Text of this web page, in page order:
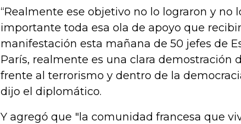
“Realmente ese objetivo no lo lograron y no
importante toda esa ola de apoyo que
manifestación esta mañana de 50 jefes de
París, realmente es una clara demostración
frente al terrorismo y dentro de la
dijo el diplomático.
Y agregó que "la comunidad francesa que